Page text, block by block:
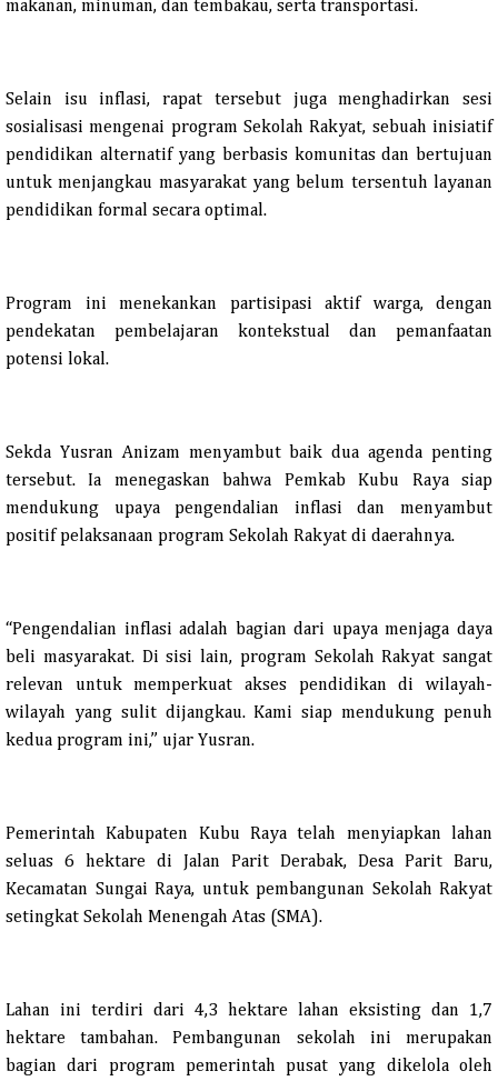
makanan, minuman, dan tembakau, serta transportasi.
Selain isu inflasi, rapat tersebut juga menghadirkan sesi
sosialisasi mengenai program Sekolah Rakyat, sebuah inisiatif
pendidikan alternatif yang berbasis komunitas dan bertujuan
untuk menjangkau masyarakat yang belum tersentuh layanan
pendidikan formal secara optimal.
Program ini menekankan partisipasi aktif warga, dengan
pendekatan pembelajaran kontekstual dan pemanfaatan
potensi lokal.​
Sekda Yusran Anizam menyambut baik dua agenda penting
tersebut. Ia menegaskan bahwa Pemkab Kubu Raya siap
mendukung upaya pengendalian inflasi dan menyambut
positif pelaksanaan program Sekolah Rakyat di daerahnya.​
“Pengendalian inflasi adalah bagian dari upaya menjaga daya
beli masyarakat. Di sisi lain, program Sekolah Rakyat sangat
relevan untuk memperkuat akses pendidikan di wilayah-
wilayah yang sulit dijangkau. Kami siap mendukung penuh
kedua program ini,” ujar Yusran.​
Pemerintah Kabupaten Kubu Raya telah menyiapkan lahan
seluas 6 hektare di Jalan Parit Derabak, Desa Parit Baru,
Kecamatan Sungai Raya, untuk pembangunan Sekolah Rakyat
setingkat Sekolah Menengah Atas (SMA).
Lahan ini terdiri dari 4,3 hektare lahan eksisting dan 1,7
hektare tambahan. Pembangunan sekolah ini merupakan
bagian dari program pemerintah pusat yang dikelola oleh